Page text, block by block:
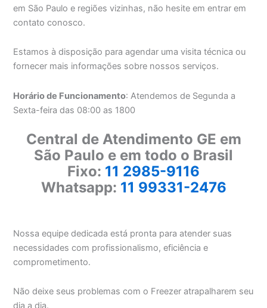
em São Paulo e regiões vizinhas, não hesite em entrar em
contato conosco.
Estamos à disposição para agendar uma visita técnica ou
fornecer mais informações sobre nossos serviços.
Horário de Funcionamento: Atendemos de Segunda a
Sexta-feira das 08:00 as 1800
Central de Atendimento GE em
São Paulo e em todo o Brasil
Fixo: 11 2985-9116
Whatsapp: 11 99331-2476
Nossa equipe dedicada está pronta para atender suas
necessidades com profissionalismo, eficiência e
comprometimento.
Não deixe seus problemas com o Freezer atrapalharem seu
dia a dia.